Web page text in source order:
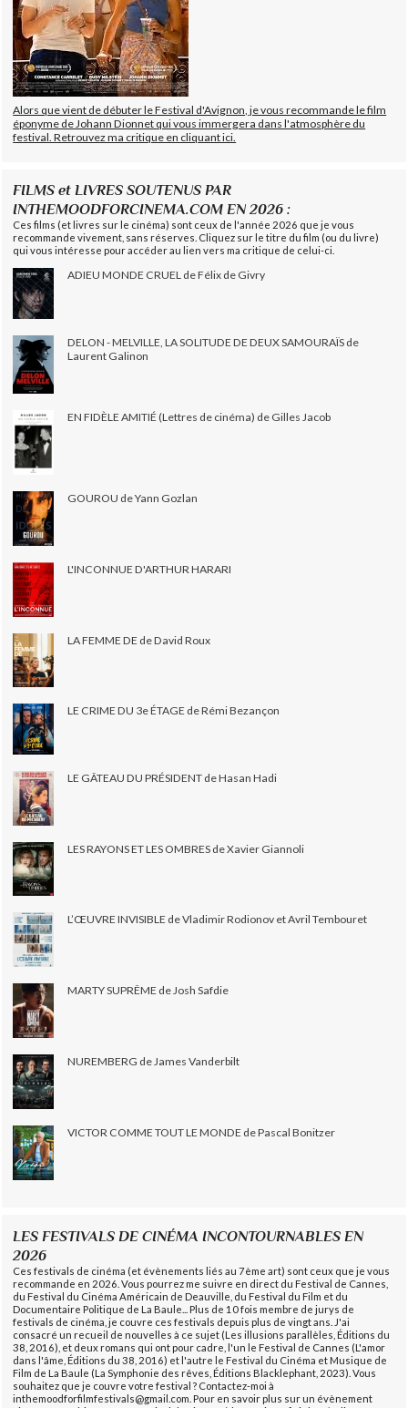
Alors que vient de débuter le Festival d'Avignon, je vous recommande le film
éponyme de Johann Dionnet qui vous immergera dans l'atmosphère du
festival. Retrouvez ma critique en cliquant ici.
FILMS et LIVRES SOUTENUS PAR
INTHEMOODFORCINEMA.COM EN 2026 :
Ces films (et livres sur le cinéma) sont ceux de l'année 2026 que je vous
recommande vivement, sans réserves. Cliquez sur le titre du film (ou du livre)
qui vous intéresse pour accéder au lien vers ma critique de celui-ci.
ADIEU MONDE CRUEL de Félix de Givry
DELON - MELVILLE, LA SOLITUDE DE DEUX SAMOURAÏS de
Laurent Galinon
EN FIDÈLE AMITIÉ (Lettres de cinéma) de Gilles Jacob
GOUROU de Yann Gozlan
L'INCONNUE D'ARTHUR HARARI
LA FEMME DE de David Roux
LE CRIME DU 3e ÉTAGE de Rémi Bezançon
LE GÂTEAU DU PRÉSIDENT de Hasan Hadi
LES RAYONS ET LES OMBRES de Xavier Giannoli
L’ŒUVRE INVISIBLE de Vladimir Rodionov et Avril Tembouret
MARTY SUPRÊME de Josh Safdie
NUREMBERG de James Vanderbilt
VICTOR COMME TOUT LE MONDE de Pascal Bonitzer
LES FESTIVALS DE CINÉMA INCONTOURNABLES EN
2026
Ces festivals de cinéma (et évènements liés au 7ème art) sont ceux que je vous
recommande en 2026. Vous pourrez me suivre en direct du Festival de Cannes,
du Festival du Cinéma Américain de Deauville, du Festival du Film et du
Documentaire Politique de La Baule... Plus de 10 fois membre de jurys de
festivals de cinéma, je couvre ces festivals depuis plus de vingt ans. J'ai
consacré un recueil de nouvelles à ce sujet (Les illusions parallèles, Éditions du
38, 2016), et deux romans qui ont pour cadre, l'un le Festival de Cannes (L'amor
dans l'âme, Éditions du 38, 2016) et l'autre le Festival du Cinéma et Musique de
Film de La Baule (La Symphonie des rêves, Éditions Blacklephant, 2023). Vous
souhaitez que je couvre votre festival ? Contactez-moi à
inthemoodforfilmfestivals@gmail.com. Pour en savoir plus sur un évènement